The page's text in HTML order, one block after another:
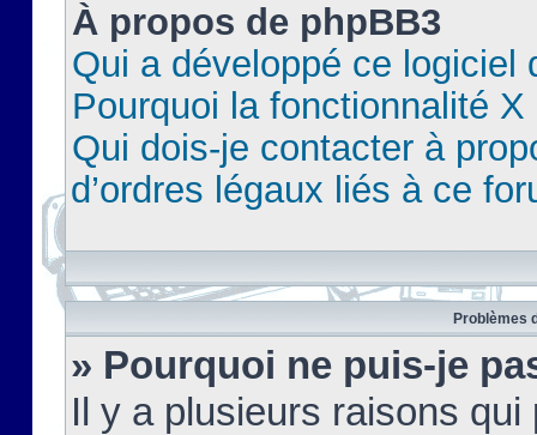
À propos de phpBB3
Qui a développé ce logiciel
Pourquoi la fonctionnalité X
Qui dois-je contacter à
d’ordres légaux liés à ce
Problèmes
» Pourquoi ne puis-je
Il y a plusieurs raisons